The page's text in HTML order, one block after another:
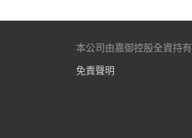
本公司由嘉御控股全資持有
免責聲明